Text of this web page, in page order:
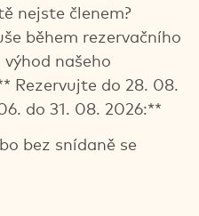
nejste členem?
během rezervačního
našeho
Rezervujte do 28. 08.
do 31. 08. 2026:**
bez snídaně se